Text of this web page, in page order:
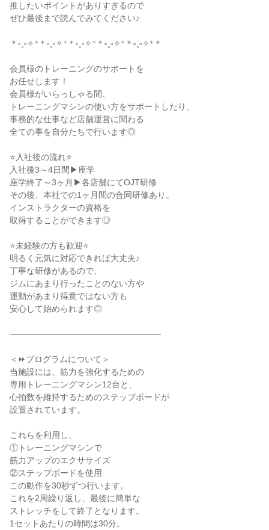
推したいポイントがありすぎるので
ぜひ最後まで読んでみてください♪
＊༚˳༚✧⁺＊༚˳༚✧⁺＊༚˳༚✧⁺＊༚˳༚✧⁺＊༚˳༚✧⁺＊
会員様のトレーニングのサポートを
お任せします！
会員様がいらっしゃる間、
トレーニングマシンの使い方をサポートしたり、
事務的な仕事など店舗運営に関わる
全ての事を自分たちで行います◎
⭐入社後の流れ⭐
入社後3～4日間▶座学
座学終了～3ヶ月▶各店舗にてOJT研修
その後、本社での1ヶ月間の合同研修あり。
インストラクターの資格を
取得することができます◎
⭐未経験の方も歓迎⭐
明るく元気に対応できれば大丈夫♪
丁寧な研修があるので、
ジムにあまり行ったことのない方や
運動があまり得意ではない方も
安心して始められます◎
――――――――――――――――――
＜⏩プログラムについて＞
当施設には、筋力を強化するための
専用トレーニングマシン12台と、
心拍数を維持するためのステップボードが
設置されています。
これらを利用し、
①トレーニングマシンで
筋力アップのエクササイズ
②ステップボードを使用
この動作を30秒ずつ行います。
これを2周繰り返し、最後に簡単な
ストレッチをして終了となります。
1セットあたりの時間は30分。